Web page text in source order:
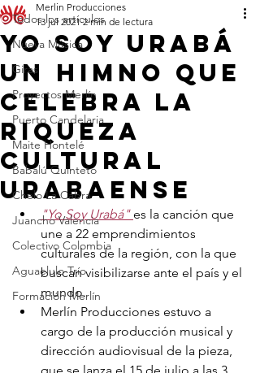
26 años cambiando
el mundo con música
Todos los artículos
Nueva Música
Giras
Proyectos Merlín
Puerto Candelaria
Maite Hontelé
Babalú Quinteto
Chelo La Cabra
Juancho Valencia
Colectivo Colombia
Aguaelulo Trío
Formación Merlín
Yo Soy Urabá
un himno que
celebra la
riqueza
cultural
urabaense
Merlin Producciones
13 jul 2021 2 min de lectura
"Yo Soy Urabá" es la canción que
une a 22 emprendimientos
culturales de la región, con la que
buscan visibilizarse ante el país y el
mundo.
Merlín Producciones estuvo a
cargo de la producción musical y
dirección audiovisual de la pieza,